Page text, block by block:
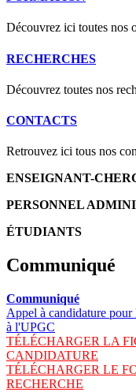
Découvrez ici toutes nos
RECHERCHES
Découvrez toutes nos
CONTACTS
Retrouvez ici tous nos
ENSEIGNANT-
PERSONNEL
ÉTUDIANTS
Communiqué
Communiqué
Appel à candidature pour
à l'UPGC
TÉLÉCHARGER LA
CANDIDATURE
TÉLÉCHARGER LE
RECHERCHE